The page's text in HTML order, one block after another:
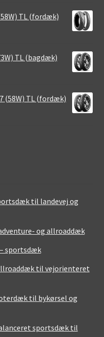
TL (fordæk)
TL (bagdæk)
(58W) TL (fordæk)
til landevej og
og allroaddæk
sportsdæk
til vejorienteret
til bykørsel og
sportsdæk til